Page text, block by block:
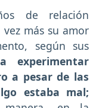
de relación
más su amor
según sus
experimentar
a pesar de las
estaba mal;